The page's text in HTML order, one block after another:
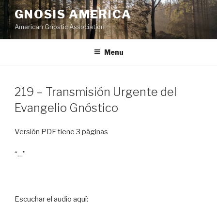
Skip
to
content
GNOSIS AMERICA
American Gnostic Association
Menu
219 – Transmisión Urgente del
Evangelio Gnóstico
Versión PDF tiene 3 páginas
“…”
Escuchar el audio aquí: